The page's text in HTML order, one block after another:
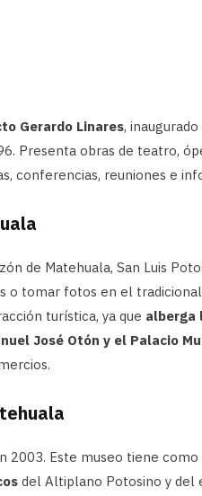
Gerardo Linares,
Presenta obras de teatro,
conferencias, reuniones e
de Matehuala, San Luis
o tomar fotos en el
turística, ya que alberga
José Otón y el Palacio
2003. Este museo tiene
del Altiplano Potosino y del